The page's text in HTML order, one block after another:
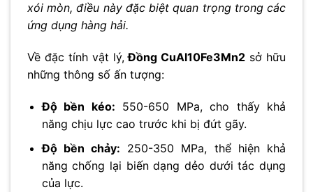
xói mòn, điều này đặc biệt quan trọng trong các
ứng dụng hàng hải.
Về đặc tính vật lý,Đồng CuAl10Fe3Mn2 sở hữu
những thông số ấn tượng:
Độ bền kéo: 550-650 MPa, cho thấy khả
năng chịu lực cao trước khi bị đứt gãy.
Độ bền chảy: 250-350 MPa, thể hiện khả
năng chống lại biến dạng dẻo dưới tác dụng
của lực.